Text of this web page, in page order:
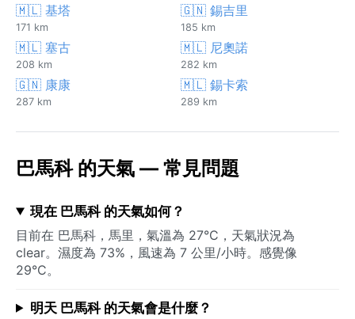
🇲🇱 基塔
171 km
🇬🇳 錫吉里
185 km
🇲🇱 塞古
208 km
🇲🇱 尼奧諾
282 km
🇬🇳 康康
287 km
🇲🇱 錫卡索
289 km
巴馬科 的天氣 — 常見問題
現在 巴馬科 的天氣如何？
目前在 巴馬科，馬里，氣溫為 27°C，天氣狀況為
clear。濕度為 73%，風速為 7 公里/小時。感覺像
29°C。
明天 巴馬科 的天氣會是什麼？